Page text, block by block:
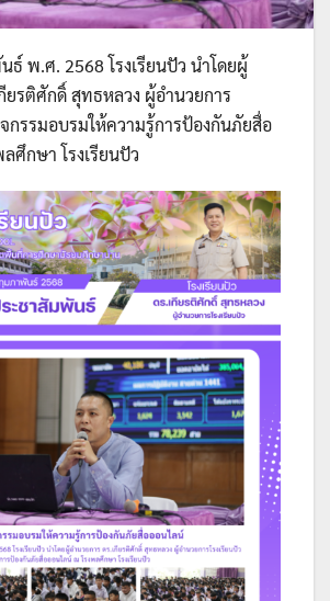
พ.ศ. 2568 โรงเรียนปัว นำโดยผู้
ยรติศักดิ์ สุทธหลวง ผู้อำนวยการ
จกรรมอบรมให้ความรู้การป้องกันภัยสื่อ
ศึกษา โรงเรียนปัว